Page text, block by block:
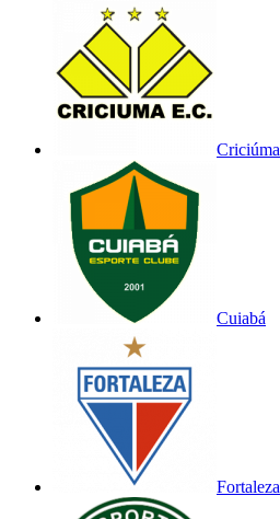
Criciúma
Cuiabá
Fortaleza